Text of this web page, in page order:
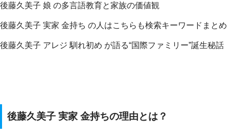
後藤久美子 娘 の多言語教育と家族の価値観
後藤久美子 実家 金持ち の人はこちらも検索キーワードまとめ
後藤久美子 アレジ 馴れ初め が語る“国際ファミリー”誕生秘話
後藤久美子 実家 金持ちの理由とは？